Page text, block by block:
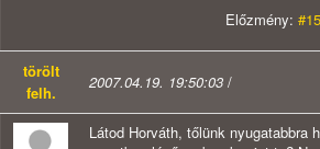
Előzmény:
törölt
felh.
2007.04.19. 19:50:03 /
Látod Horváth, tőlünk nyugatabbra